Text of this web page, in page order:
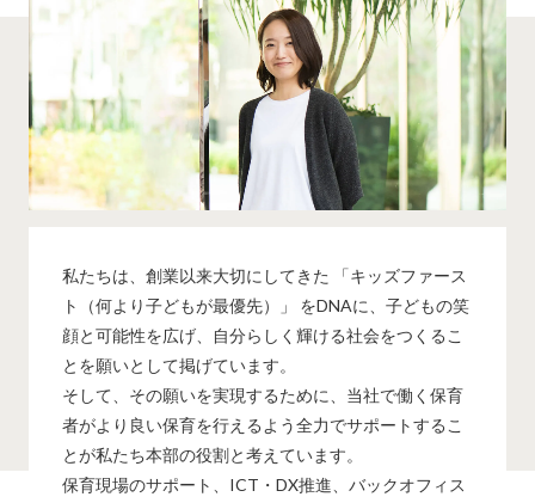
私たちは、創業以来大切にしてきた 「キッズファース
ト（何より子どもが最優先）」 をDNAに、子どもの笑
顔と可能性を広げ、自分らしく輝ける社会をつくるこ
とを願いとして掲げています。
そして、その願いを実現するために、当社で働く保育
者がより良い保育を行えるよう全力でサポートするこ
とが私たち本部の役割と考えています。
保育現場のサポート、ICT・DX推進、バックオフィス